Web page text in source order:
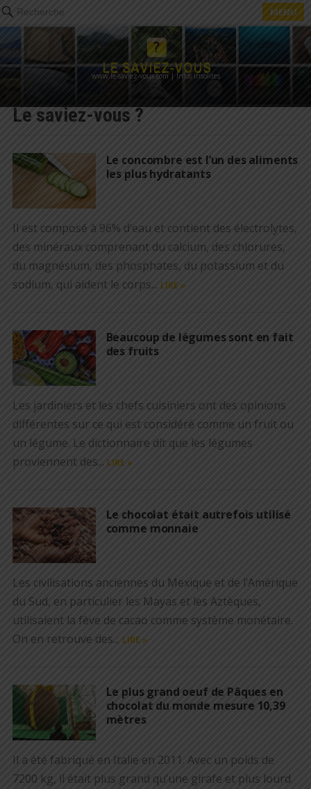
Recherche MENU
www.le-saviez-vous.com | Infos insolites
Le saviez-vous ?
Le concombre est l’un des aliments
les plus hydratants
Il est composé à 96% d’eau et contient des électrolytes,
des minéraux comprenant du calcium, des chlorures,
du magnésium, des phosphates, du potassium et du
sodium, qui aident le corps... LIRE »
Beaucoup de légumes sont en fait
des fruits
Les jardiniers et les chefs cuisiniers ont des opinions
différentes sur ce qui est considéré comme un fruit ou
un légume. Le dictionnaire dit que les légumes
proviennent des... LIRE »
Le chocolat était autrefois utilisé
comme monnaie
Les civilisations anciennes du Mexique et de l’Amérique
du Sud, en particulier les Mayas et les Aztèques,
utilisaient la fève de cacao comme système monétaire.
On en retrouve des... LIRE »
Le plus grand oeuf de Pâques en
chocolat du monde mesure 10,39
mètres
Il a été fabriqué en Italie en 2011. Avec un poids de
7200 kg, il était plus grand qu’une girafe et plus lourd